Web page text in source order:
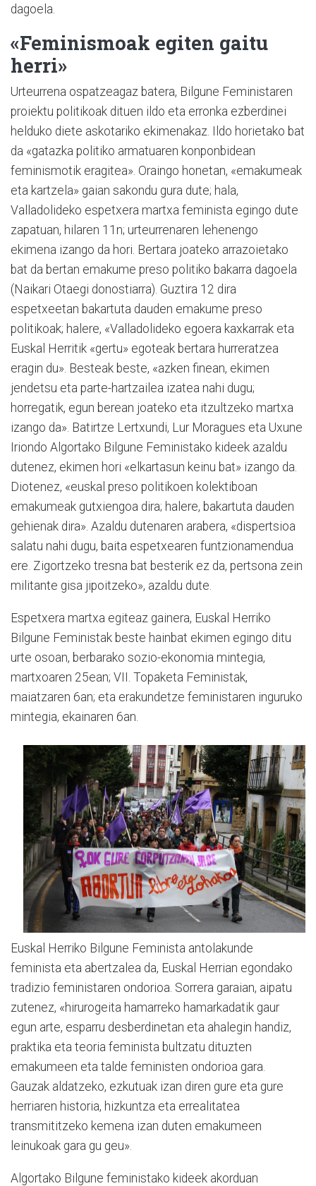
dagoela.
«Feminismoak egiten gaitu
herri»
Urteurrena ospatzeagaz batera, Bilgune Feministaren
proiektu politikoak dituen ildo eta erronka ezberdinei
helduko diete askotariko ekimenakaz. Ildo horietako bat
da «gatazka politiko armatuaren konponbidean
feminismotik eragitea». Oraingo honetan, «emakumeak
eta kartzela» gaian sakondu gura dute; hala,
Valladolideko espetxera martxa feminista egingo dute
zapatuan, hilaren 11n; urteurrenaren lehenengo
ekimena izango da hori. Bertara joateko arrazoietako
bat da bertan emakume preso politiko bakarra dagoela
(Naikari Otaegi donostiarra). Guztira 12 dira
espetxeetan bakartuta dauden emakume preso
politikoak; halere, «Valladolideko egoera kaxkarrak eta
Euskal Herritik «gertu» egoteak bertara hurreratzea
eragin du». Besteak beste, «azken finean, ekimen
jendetsu eta parte-hartzailea izatea nahi dugu;
horregatik, egun berean joateko eta itzultzeko martxa
izango da». Batirtze Lertxundi, Lur Moragues eta Uxune
Iriondo Algortako Bilgune Feministako kideek azaldu
dutenez, ekimen hori «elkartasun keinu bat» izango da.
Diotenez, «euskal preso politikoen kolektiboan
emakumeak gutxiengoa dira; halere, bakartuta dauden
gehienak dira». Azaldu dutenaren arabera, «dispertsioa
salatu nahi dugu, baita espetxearen funtzionamendua
ere. Zigortzeko tresna bat besterik ez da, pertsona zein
militante gisa jipoitzeko», azaldu dute.
Espetxera martxa egiteaz gainera, Euskal Herriko
Bilgune Feministak beste hainbat ekimen egingo ditu
urte osoan, berbarako sozio-ekonomia mintegia,
martxoaren 25ean; VII. Topaketa Feministak,
maiatzaren 6an; eta erakundetze feministaren inguruko
mintegia, ekainaren 6an.
Euskal Herriko Bilgune Feminista antolakunde
feminista eta abertzalea da, Euskal Herrian egondako
tradizio feministaren ondorioa. Sorrera garaian, aipatu
zutenez, «hirurogeita hamarreko hamarkadatik gaur
egun arte, esparru desberdinetan eta ahalegin handiz,
praktika eta teoria feminista bultzatu dituzten
emakumeen eta talde feministen ondorioa gara.
Gauzak aldatzeko, ezkutuak izan diren gure eta gure
herriaren historia, hizkuntza eta errealitatea
transmititzeko kemena izan duten emakumeen
leinukoak gara gu geu».
Algortako Bilgune feministako kideek akorduan